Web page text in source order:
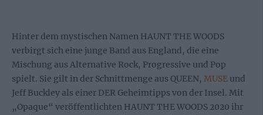
Hinter dem mystischen Namen HAUNT THE WOODS
verbirgt sich eine junge Band aus England, die eine
Mischung aus Alternative Rock, Progressive und Pop
spielt. Sie gilt in der Schnittmenge aus QUEEN, MUSE und
Jeff Buckley als einer DER Geheimtipps von der Insel. Mit
„Opaque“ veröffentlichten HAUNT THE WOODS 2020 ihr